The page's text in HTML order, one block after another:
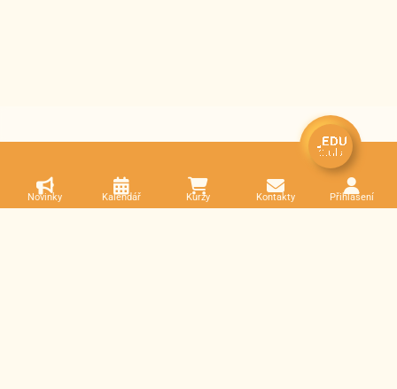
Novinky Kalendář Kurzy Kontakty Přihlášení